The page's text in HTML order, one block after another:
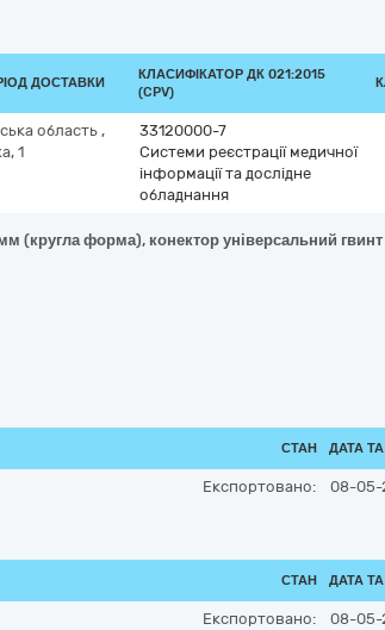
ДОСТАВКИ
КЛАСИФІКАТОР ДК 021:2015
(CPV)
область ,
1
33120000-7
Системи реєстрації медичної
інформації та дослідне
обладнання
(кругла форма), конектор універсальний гвинт
СТАН ДАТА
Експортовано: 08-05-
СТАН ДАТА
Експортовано: 08-05-